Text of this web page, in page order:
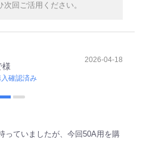
回ご活用ください。
様
確認済み
2026-04-18
っていましたが、今回50A用を購